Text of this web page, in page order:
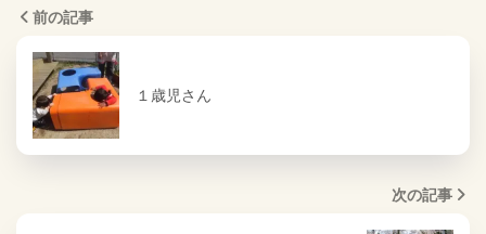
前の記事
１歳児さん
次の記事